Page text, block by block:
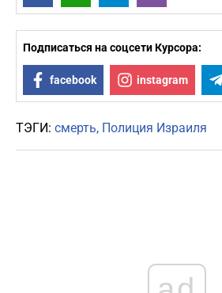
Подписаться на соцсети Курсора:
facebook instagram
ТЭГИ: смерть Полиция Израиля